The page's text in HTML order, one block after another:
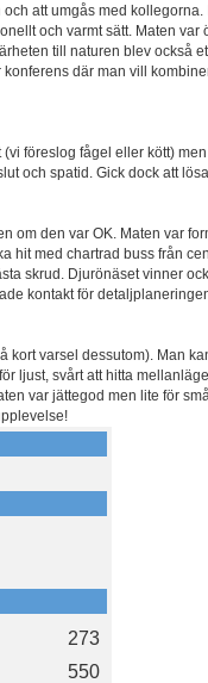
att umgås med
och varmt sätt. Maten var
till naturen blev också
där man vill
föreslog fågel eller kött)
och spatid. Gick dock att
om den var OK. Maten var
hit med chartrad buss från
skrud. Djurönäset vinner
kontakt för
kort varsel dessutom). Man
ljust, svårt att hitta
var jättegod men lite för
273
550